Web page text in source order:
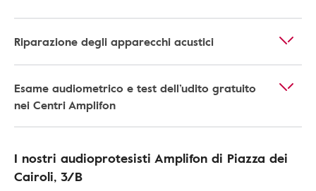
Riparazione degli apparecchi acustici
Esame audiometrico e test dell’udito gratuito
nei Centri Amplifon
I nostri audioprotesisti Amplifon di Piazza dei
Cairoli, 3/B